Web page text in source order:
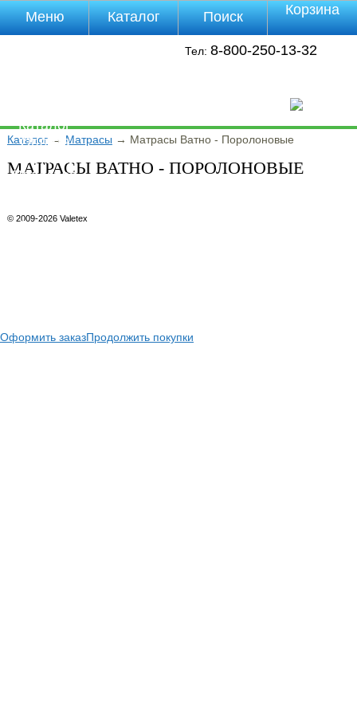
Тел: 8-800-250-13-32
Каталог→ Матрасы → Матрасы Ватно - Поролоновые
МАТРАСЫ ВАТНО - ПОРОЛОНОВЫЕ
© 2009-2026 Valetex
Меню
Каталог
Оплата
Доставка
Полезная
Отзывы
Каталог Поиск Корзина
Оформить заказПродолжить покупки